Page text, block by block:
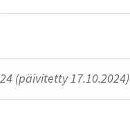
(päivitetty 17.10.2024)